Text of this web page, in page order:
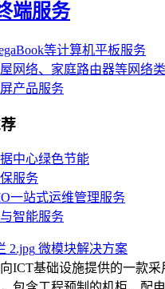
端服务
等计算机平板服务
网络、家庭路由器等网络
产品服务
中心绿色节能
服务
一站式运维管理服务
智能服务
微模块解决方案
ICT基础设施提供的一款采